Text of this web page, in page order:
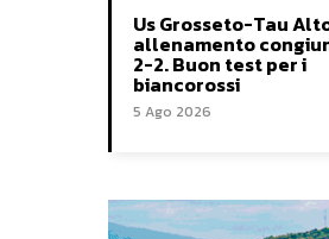
Us Grosseto-Tau
allenamento
2-2. Buon test per i
biancorossi
5 Ago 2026